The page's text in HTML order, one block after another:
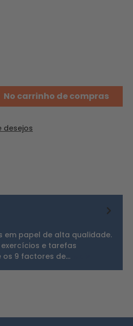
No carrinho de compras
desejos
em papel de alta qualidade.
e tarefas
9 factores de…